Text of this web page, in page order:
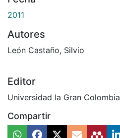
2011
Autores
León Castaño, Silvio
Editor
Universidad la Gran Colombia
Compartir